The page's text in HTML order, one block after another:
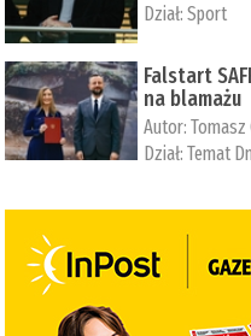
Dział:Sport
Falstart
na blamażu
Autor:Tomasz
Dział:Temat